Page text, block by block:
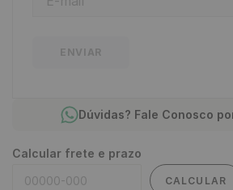
ENVIAR
Dúvidas? Fale Conosco
Calcular frete e prazo
CALCULAR